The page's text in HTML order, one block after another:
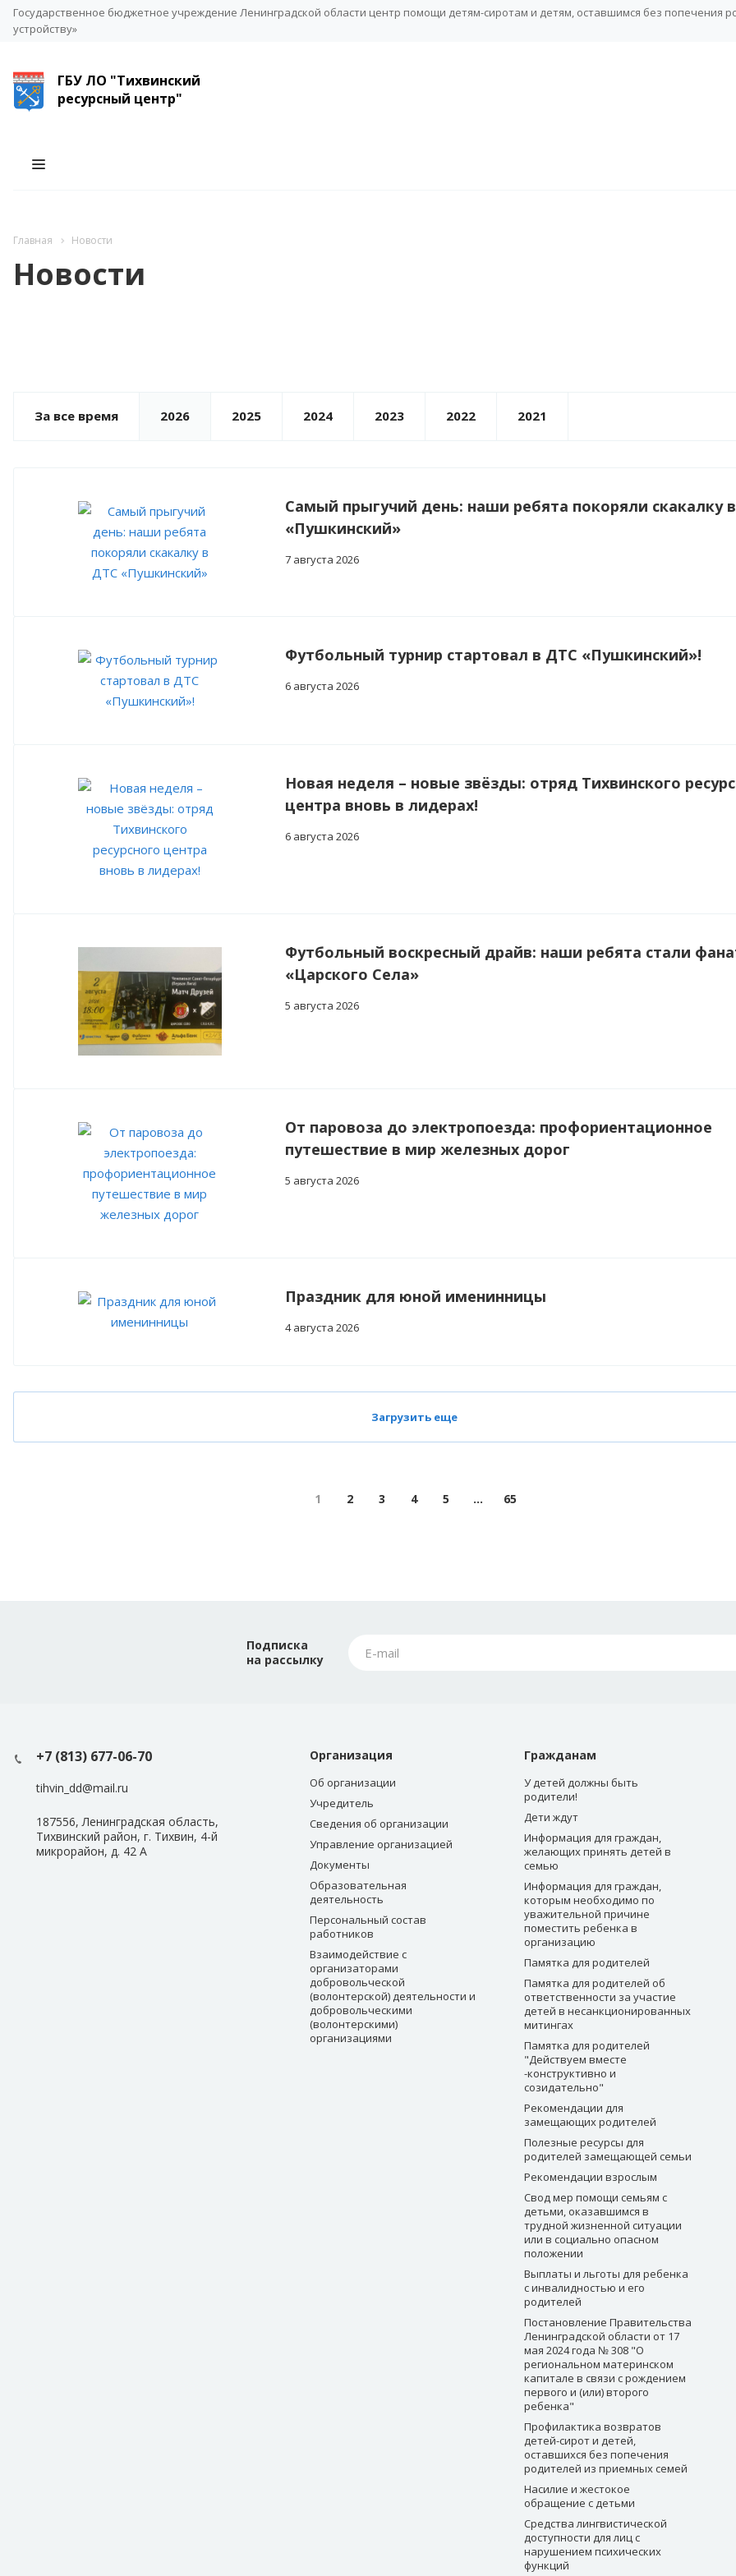
Государственное бюджетное учреждение Ленинградской области центр помощи детям-сиротам и детям, оставшимся без попечения
устройству»
ГБУ ЛО "Тихвинский
ресурсный центр"
Главная Новости
Новости
За все время 2026 2025 2024 2023 2022 2021
Самый прыгучий день: наши ребята покоряли скакалку
«Пушкинский»
7 августа 2026
Футбольный турнир стартовал в ДТС «Пушкинский»!
6 августа 2026
Новая неделя – новые звёзды: отряд Тихвинского
центра вновь в лидерах!
6 августа 2026
Футбольный воскресный драйв: наши ребята стали
«Царского Села»
5 августа 2026
От паровоза до электропоезда: профориентационное
путешествие в мир железных дорог
5 августа 2026
Праздник для юной именинницы
4 августа 2026
Загрузить еще
1 2 3 4 5 ... 65
Подписка
на рассылку
+7 (813) 677-06-70
tihvin_dd@mail.ru
187556, Ленинградская область,
Тихвинский район, г. Тихвин, 4-й
микрорайон, д. 42 А
Организация
Об организации
Учредитель
Сведения об организации
Управление организацией
Документы
Образовательная
деятельность
Персональный состав
работников
Взаимодействие с
организаторами
добровольческой
(волонтерской) деятельности и
добровольческими
(волонтерскими)
организациями
Гражданам
У детей должны быть
родители!
Дети ждут
Информация для граждан,
желающих принять детей в
семью
Информация для граждан,
которым необходимо по
уважительной причине
поместить ребенка в
организацию
Памятка для родителей
Памятка для родителей об
ответственности за участие
детей в несанкционированных
митингах
Памятка для родителей
"Действуем вместе
-конструктивно и
созидательно"
Рекомендации для
замещающих родителей
Полезные ресурсы для
родителей замещающей семьи
Рекомендации взрослым
Свод мер помощи семьям с
детьми, оказавшимся в
трудной жизненной ситуации
или в социально опасном
положении
Выплаты и льготы для ребенка
с инвалидностью и его
родителей
Постановление Правительства
Ленинградской области от 17
мая 2024 года № 308 "О
региональном материнском
капитале в связи с рождением
первого и (или) второго
ребенка"
Профилактика возвратов
детей-сирот и детей,
оставшихся без попечения
родителей из приемных семей
Насилие и жестокое
обращение с детьми
Средства лингвистической
доступности для лиц с
нарушением психических
функций